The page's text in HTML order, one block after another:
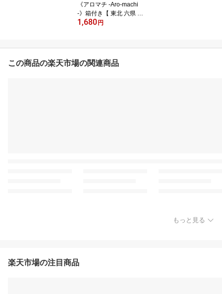
《アロマチ -Aro-machi
-》箱付き【 東北 六県 】
アロマ 香り 土産 青森 秋
ブ ギフト アロマスプレ
ー
1,680円
この商品の楽天市場の関連商品
もっと見る
楽天市場の注目商品